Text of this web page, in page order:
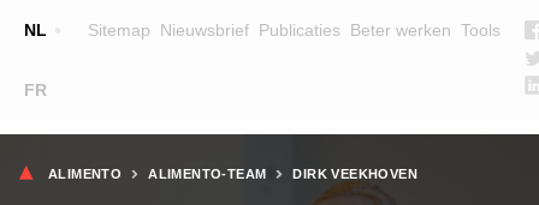
NL
FR
Sitemap Nieuwsbrief Publicaties Beter werken Tools
Main
navigation
Kruimelpad
ALIMENTO ALIMENTO-TEAM DIRK VEEKHOVEN